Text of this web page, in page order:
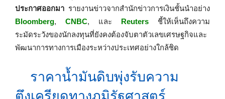
ประกาศออกมา รายงานข่าวจากสำนักข่าวการเงินชั้นนำอย่าง
Bloomberg, CNBC, และ Reuters ชี้ให้เห็นถึงความ
ระมัดระวังของนักลงทุนที่ยังคงต้องจับตาตัวเลขเศรษฐกิจและ
พัฒนาการทางการเมืองระหว่างประเทศอย่างใกล้ชิด
ราคาน้ำมันดิบพุ่งรับความ